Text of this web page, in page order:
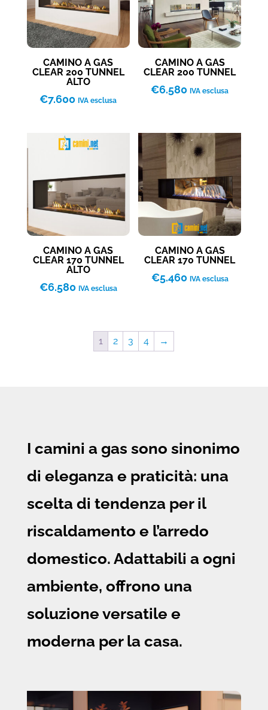
CAMINO A GAS
CLEAR 200 TUNNEL
ALTO
€7.600 IVA esclusa
CAMINO A GAS
CLEAR 200 TUNNEL
€6.580 IVA esclusa
CAMINO A GAS
CLEAR 170 TUNNEL
ALTO
€6.580 IVA esclusa
CAMINO A GAS
CLEAR 170 TUNNEL
€5.460 IVA esclusa
1 2 3 4 →
I camini a gas sono sinonimo
di eleganza e praticità: una
scelta di tendenza per il
riscaldamento e l’arredo
domestico. Adattabili a ogni
ambiente, offrono una
soluzione versatile e
moderna per la casa.